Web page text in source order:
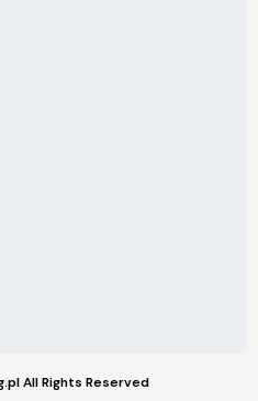
All Rights Reserved